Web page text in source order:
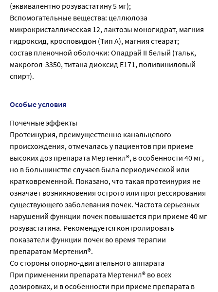
(эквивалентно розувастатину 5 мг);
Вспомогательные вещества: целлюлоза
микрокристаллическая 12, лактозы моногидрат, магния
гидроксид, кросповидон (Тип А), магния стеарат;
состав пленочной оболочки: Опадрай II белый (тальк,
макрогол-3350, титана диоксид Е171, поливиниловый
спирт).
Особые условия
Почечные эффекты
Протеинурия, преимущественно канальцевого
происхождения, отмечалась у пациентов при приеме
высоких доз препарата Мертенил®, в особенности 40 мг,
но в большинстве случаев была периодической или
кратковременной. Показано, что такая протеинурия не
означает возникновения острого или прогрессирования
существующего заболевания почек. Частота серьезных
нарушений функции почек повышается при приеме 40 мг
розувастатина. Рекомендуется контролировать
показатели функции почек во время терапии
препаратом Мертенил®.
Со стороны опорно-двигательного аппарата
При применении препарата Мертенил® во всех
дозировках, и в особенности при приеме препарата в